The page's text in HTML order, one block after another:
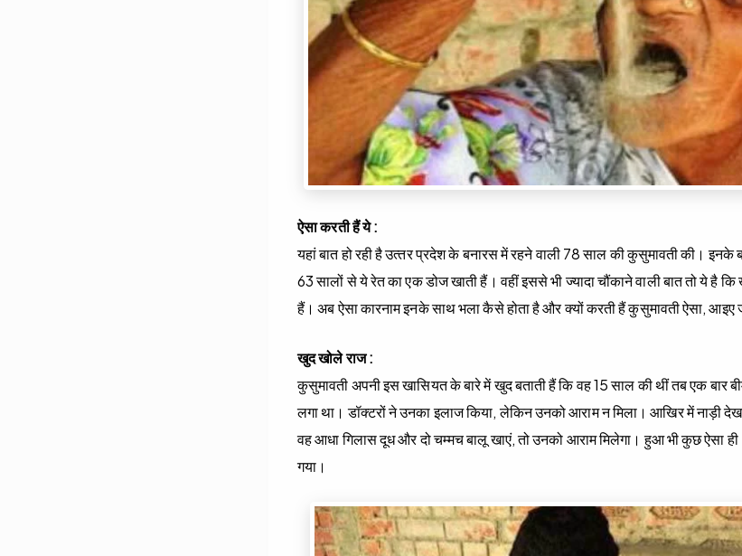
ऐसा करती हैं ये :
यहां बात हो रही है उत्‍तर प्रदेश के बनारस में रहने वाली 78 साल की कुसुमावती की।
63 सालों से ये रेत का एक डोज खाती हैं। वहीं इससे भी ज्‍यादा चौंकाने वाली बात तो ये है
हैं। अब ऐसा कारनाम इनके साथ भला कैसे होता है और क्‍यों करती हैं कुसुमावती ऐसा, आइए
खुद खोले राज :
कुसुमावती अपनी इस खासियत के बारे में खुद बताती हैं कि वह 15 साल की थीं तब एक बार
लगा था। डॉक्‍टरों ने उनका इलाज किया, लेकिन उनको आराम न मिला। आखिर में नाड़ी
वह आधा गिलास दूध और दो चम्‍मच बालू खाएं, तो उनको आराम मिलेगा। हुआ भी कुछ ऐसा
गया।